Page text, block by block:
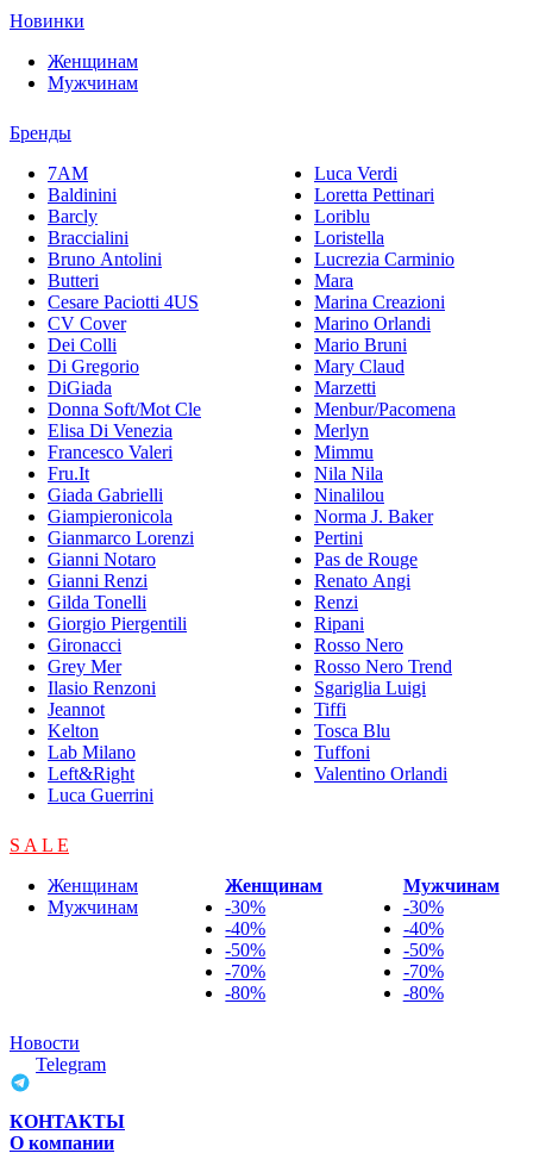
Новинки
Женщинам
Мужчинам
Бренды
7AM
Baldinini
Barcly
Braccialini
Bruno Antolini
Butteri
Cesare Paciotti 4US
CV Cover
Dei Colli
Di Gregorio
DiGiada
Donna Soft/Mot Cle
Elisa Di Venezia
Francesco Valeri
Fru.It
Giada Gabrielli
Giampieronicola
Gianmarco Lorenzi
Gianni Notaro
Gianni Renzi
Gilda Tonelli
Giorgio Piergentili
Gironacci
Grey Mer
Ilasio Renzoni
Jeannot
Kelton
Lab Milano
Left&Right
Luca Guerrini
Luca Verdi
Loretta Pettinari
Loriblu
Loristella
Lucrezia Carminio
Mara
Marina Creazioni
Marino Orlandi
Mario Bruni
Mary Claud
Marzetti
Menbur/Pacomena
Merlyn
Mimmu
Nila Nila
Ninalilou
Norma J. Baker
Pertini
Pas de Rouge
Renato Angi
Renzi
Ripani
Rosso Nero
Rosso Nero Trend
Sgariglia Luigi
Tiffi
Tosca Blu
Tuffoni
Valentino Orlandi
S A L E
Женщинам
Мужчинам
Женщинам
-30%
-40%
-50%
-70%
-80%
Мужчинам
-30%
-40%
-50%
-70%
-80%
Новости
Telegram
КОНТАКТЫ
О компании